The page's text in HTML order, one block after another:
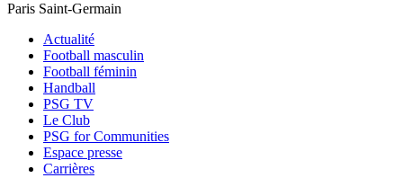
Paris Saint-Germain
Actualité
Football masculin
Football féminin
Handball
PSG TV
Le Club
PSG for Communities
Espace presse
Carrières